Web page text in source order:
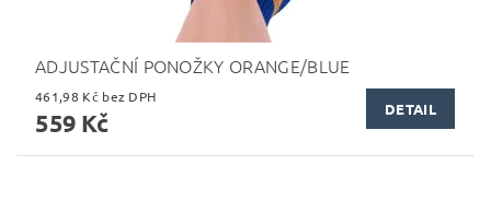
ADJUSTAČNÍ PONOŽKY ORANGE/BLUE
461,98 Kč bez DPH
559 Kč DETAIL